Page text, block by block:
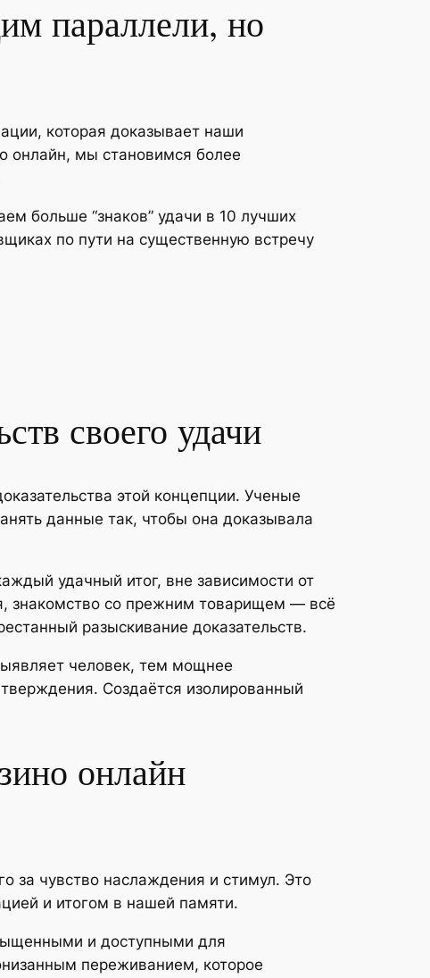
параллели, но
которая доказывает наши
онлайн, мы становимся более
больше “знаков” удачи в 10 лучших
по пути на существенную встречу
своего удачи
этой концепции. Ученые
данные так, чтобы она доказывала
удачный итог, вне зависимости от
знакомство со прежним товарищем — всё
разыскивание доказательств.
человек, тем мощнее
Создаётся изолированный
онлайн
за чувство наслаждения и стимул. Это
и итогом в нашей памяти.
и доступными для
переживанием, которое